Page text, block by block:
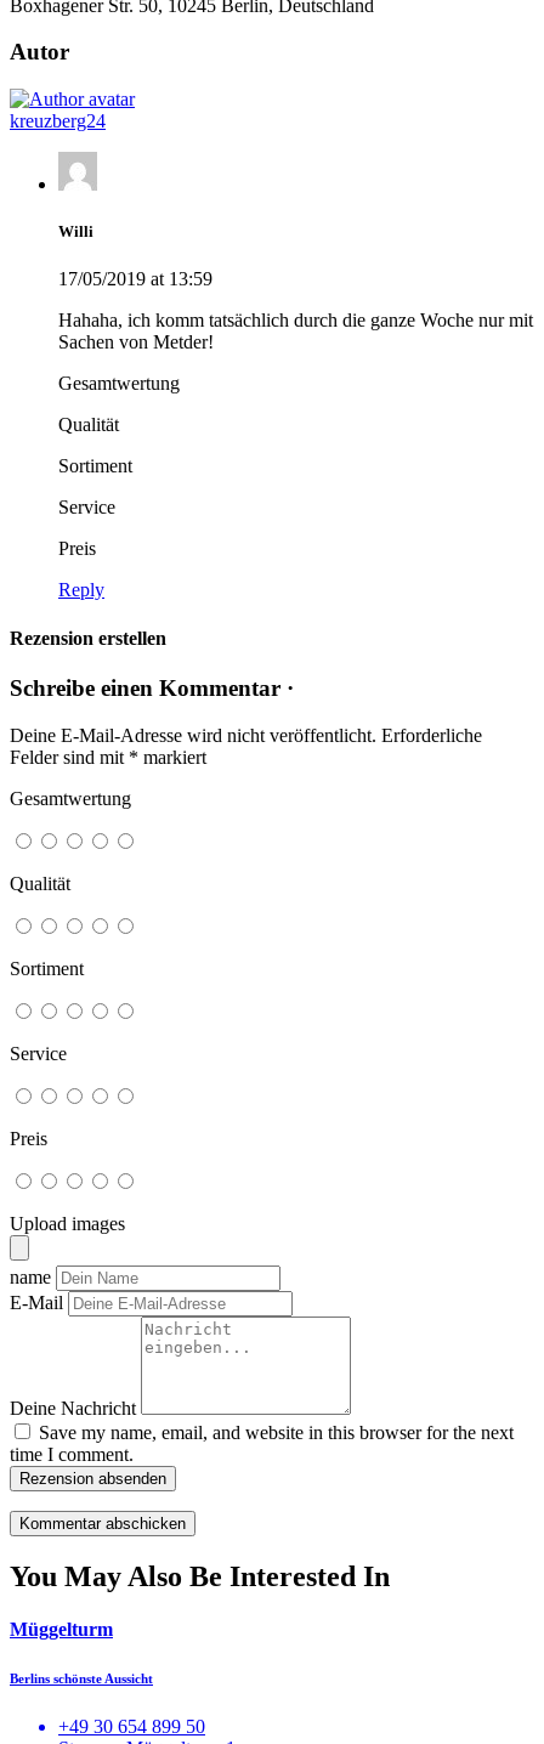
Boxhagener Str. 50, 10245 Berlin, Deutschland
Autor
kreuzberg24
Willi
17/05/2019 at 13:59
Hahaha, ich komm tatsächlich durch die ganze Woche nur mit
Sachen von Metder!
Gesamtwertung
Qualität
Sortiment
Service
Preis
Reply
Rezension erstellen
Schreibe einen Kommentar ·
Deine E-Mail-Adresse wird nicht veröffentlicht. Erforderliche
Felder sind mit * markiert
Gesamtwertung
Qualität
Sortiment
Service
Preis
Upload images
name
E-Mail
Deine Nachricht
Save my name, email, and website in this browser for the next
time I comment.
Rezension absenden
You May Also Be Interested In
Müggelturm
Berlins schönste Aussicht
+49 30 654 899 50